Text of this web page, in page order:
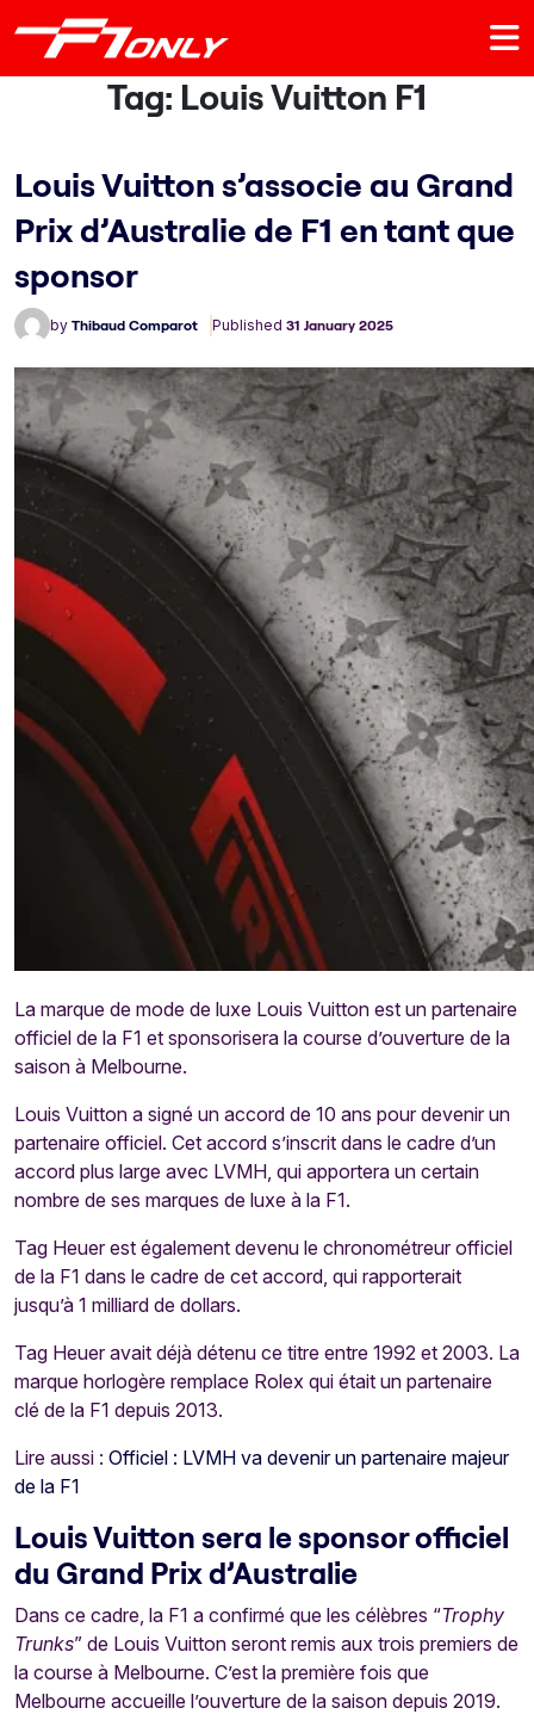
Tag: Louis Vuitton F1
Louis Vuitton s’associe au Grand
Prix d’Australie de F1 en tant que
sponsor
by Thibaud Comparot Published 31 January 2025
La marque de mode de luxe Louis Vuitton est un partenaire
officiel de la F1 et sponsorisera la course d’ouverture de la
saison à Melbourne.
Louis Vuitton a signé un accord de 10 ans pour devenir un
partenaire officiel. Cet accord s’inscrit dans le cadre d’un
accord plus large avec LVMH, qui apportera un certain
nombre de ses marques de luxe à la F1.
Tag Heuer est également devenu le chronométreur officiel
de la F1 dans le cadre de cet accord, qui rapporterait
jusqu’à 1 milliard de dollars.
Tag Heuer avait déjà détenu ce titre entre 1992 et 2003. La
marque horlogère remplace Rolex qui était un partenaire
clé de la F1 depuis 2013.
Lire aussi : Officiel : LVMH va devenir un partenaire majeur
de la F1
Louis Vuitton sera le sponsor officiel
du Grand Prix d’Australie
Dans ce cadre, la F1 a confirmé que les célèbres “Trophy
Trunks” de Louis Vuitton seront remis aux trois premiers de
la course à Melbourne. C’est la première fois que
Melbourne accueille l’ouverture de la saison depuis 2019.